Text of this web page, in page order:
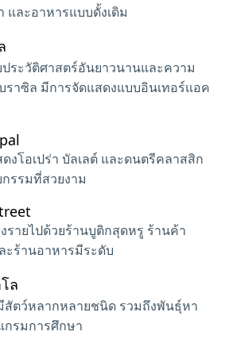
และอาหารแบบดั้งเดิม
ะวัติศาสตร์อันยาวนานและความ
าซิล มีการจัดแสดงแบบอินเทอร์แอค
งโอเปร่า บัลเลต์ และดนตรีคลาสสิก
รรมที่สวยงาม
รายไปด้วยร้านบูติกสุดหรู ร้านค้า
ะร้านอาหารมีระดับ
ล
ตว์หลากหลายชนิด รวมถึงพันธุ์หา
กรมการศึกษา